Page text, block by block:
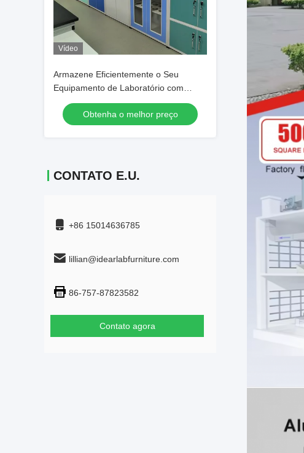
Vídeo
Armazene Eficientemente o Seu
Equipamento de Laboratório com
Armário de Vidraria de Laboratório em
Aço
Obtenha o melhor preço
CONTATO E.U.
+86 15014636785
lillian@idearlabfurniture.com
86-757-87823582
Contato agora